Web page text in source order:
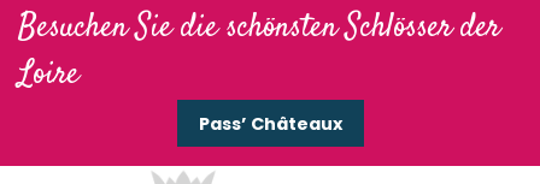
Besuchen Sie die schönsten Schlösser der
Loire
Pass’ Châteaux